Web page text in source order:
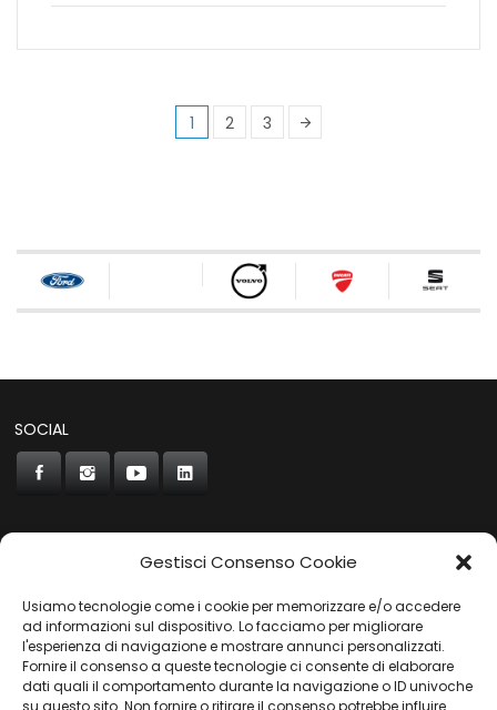
Gestisci Consenso Cookie
Usiamo tecnologie come i cookie per memorizzare e/o accedere
ad informazioni sul dispositivo. Lo facciamo per migliorare
l'esperienza di navigazione e mostrare annunci personalizzati.
Fornire il consenso a queste tecnologie ci consente di elaborare
dati quali il comportamento durante la navigazione o ID univoche
su questo sito. Non fornire o ritirare il consenso potrebbe influire
1 2 3
SOCIAL
CONCORDE
AUTOCHIAVARI
Gruppo Carfin SPA |P.IVA: 03859710109 |Sede Legale: